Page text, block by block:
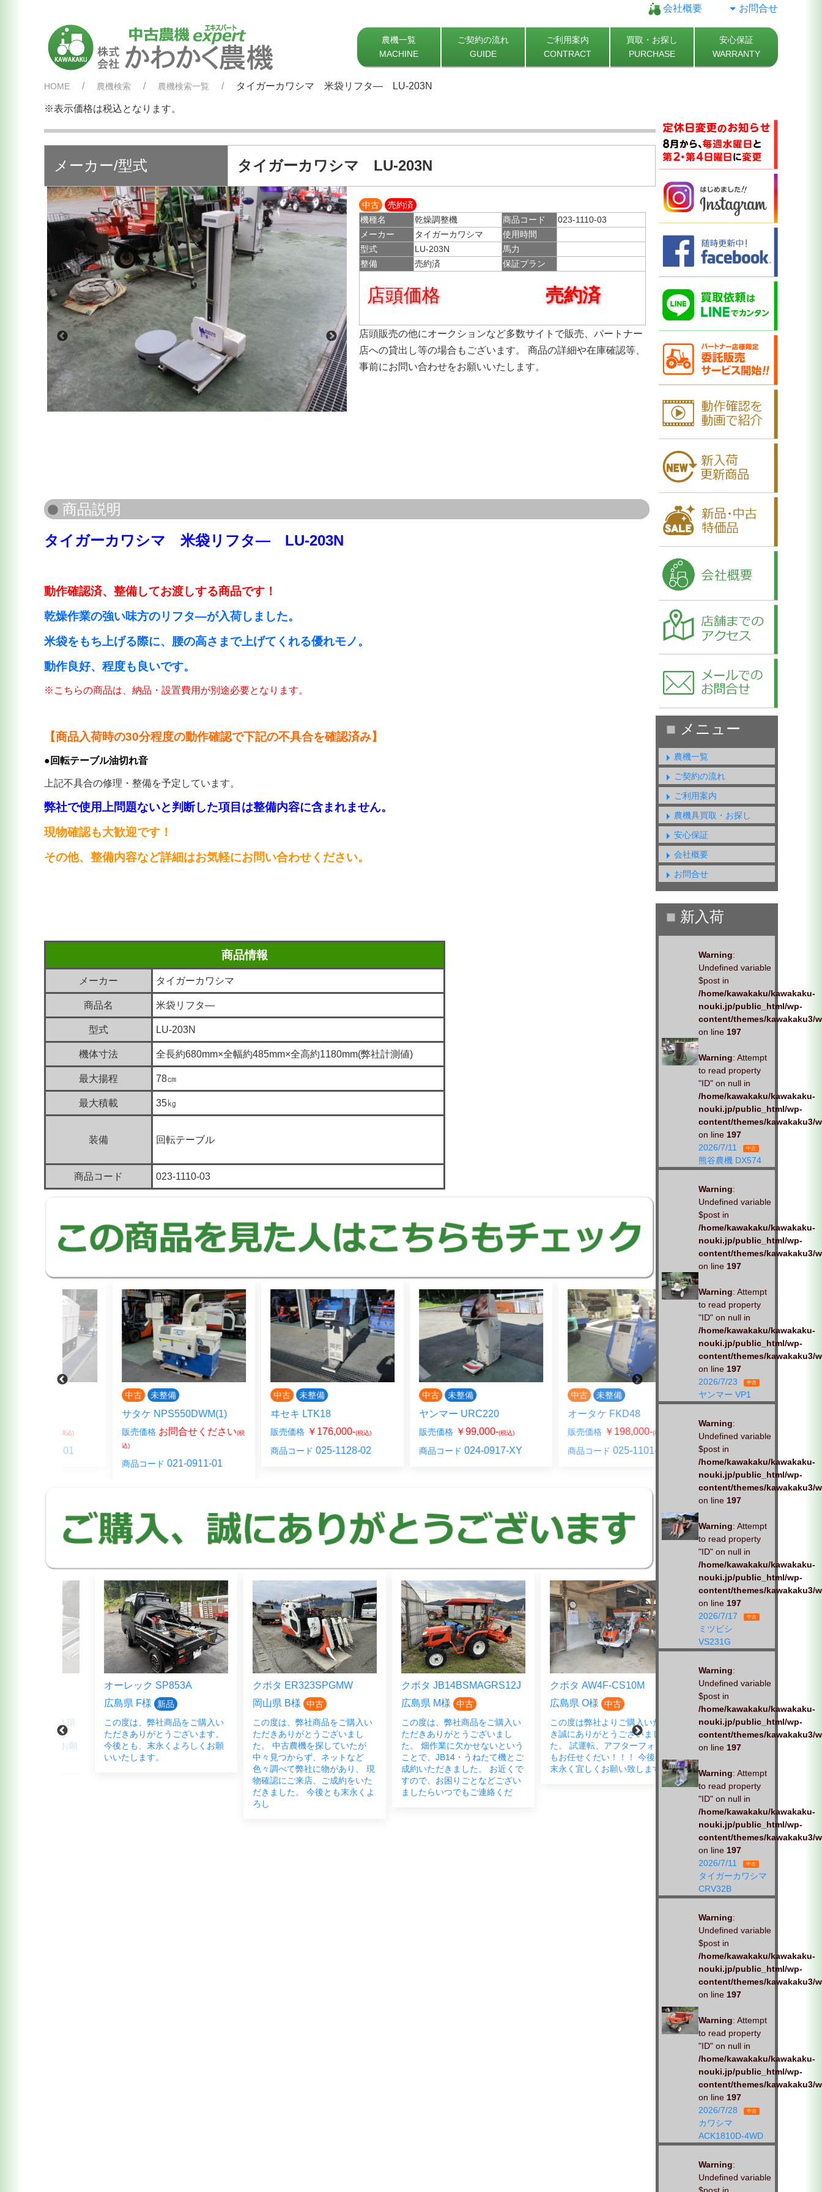
会社概要 お問合せ
農機一覧
MACHINE
ご契約の流れ
GUIDE
ご利用案内
CONTRACT
買取・お探し
PURCHASE
安心保証
WARRANTY
HOME 農機検索 農機検索一覧 タイガーカワシマ 米袋リフタ― LU-203N
※表示価格は税込となります。
メーカー/型式 タイガーカワシマ LU-203N
中古
売約済
機種名
乾燥調整機 商品コード
023-1110-03
メーカー
タイガーカワシマ
使用時間
型式
LU-203N
馬力
整備
売約済 保証プラン
店頭価格 売約済
店頭販売の他にオークションなど多数サイトで販売、パートナー
店への貸出し等の場合もございます。 商品の詳細や在庫確認等、
事前にお問い合わせをお願いいたします。
タイガーカワシマ 米袋リフタ― LU-203N
動作確認済、整備してお渡しする商品です！
乾燥作業の強い味方のリフタ―が入荷しました。
米袋をもち上げる際に、腰の高さまで上げてくれる優れモノ。
動作良好、程度も良いです。
※こちらの商品は、納品・設置費用が別途必要となります。
【商品入荷時の30分程度の動作確認で下記の不具合を確認済み】
●回転テーブル油切れ音
上記不具合の修理・整備を予定しています。
弊社で使用上問題ないと判断した項目は整備内容に含まれません。
現物確認も大歓迎です！
その他、整備内容など詳細はお気軽にお問い合わせください。
商品情報
メーカー タイガーカワシマ
商品名 米袋リフタ―
型式 LU-203N
機体寸法 全長約680mm×全幅約485mm×全高約1180mm(弊社計測値)
最大揚程 78㎝
最大積載 35㎏
装備 回転テーブル
商品コード 023-1110-03
未整備
サタケ NPS550DWM(1)
お問合せください(税
021-0911-01
未整備
ヰセキ LTK18
販売価格 ￥176,000- (税込)
025-1128-02
未整備
ヤンマー URC220
￥99,000-(税込)
024-0917-XY
未整備
オータケ FKD48
￥198,000- (税込)
商品コード 025-1101-XX
整備済
販売価格 ￥462,000-(税込)
商品コード025-0928-01
オーレック SP853A
広島県 F様 新品
この度は、弊社商品をご購入い
ただきありがとうございます。
今後とも、末永くよろしくお願
いいたします。
クボタ ER323SPGMW
岡山県 B様 中古
この度は、弊社商品をご購入い
ただきありがとうございまし
た。 中古農機を探していたが
中々見つからず、ネットなど
色々調べて弊社に物があり、 現
物確認にご来店、ご成約をいた
だきました。 今後とも末永くよ
クボタ JB14BSMAGRS12J
広島県 M様 中古
この度は、弊社商品をご購入い
ただきありがとうございまし
た。 畑作業に欠かせないという
ことで、JB14・うねたて機とご
成約いただきました。 お近くで
すので、お困りごとなどござい
ましたらいつでもご連絡くだ
クボタ AW4F-CS10M
広島県 O様 中古
この度は弊社よりご購入いただ
き誠にありがとうございまし
た。 試運転、アフターフォロー
もお任せくだい！！！ 今後とも
末永く宜しくお願い致します。
クボタ EP4DF-CS
広島県 S様
中古
この度は、弊社商品をご購入い
ただきありがとうございまし
た。 春の蔵出し市にご来店さ
「試運転もお願いします」とお
声がけいただきました。 しっか
りと、対応させていただきま
農機一覧
ご契約の流れ
ご利用案内
農機具買取・お探し
安心保証
会社概要
お問合せ
Warning:
Undefined variable
$post in
/home/kawakaku/kawakaku-
nouki.jp/public_html/wp-
content/themes/kawakaku3/
on line 197
Warning: Attempt
to read property
"ID" on null in
/home/kawakaku/kawakaku-
nouki.jp/public_html/wp-
content/themes/kawakaku3/
on line 197
2026/7/11
中古
熊谷農機 DX574
Warning:
Undefined variable
$post in
/home/kawakaku/kawakaku-
nouki.jp/public_html/wp-
content/themes/kawakaku3/
on line 197
Warning: Attempt
to read property
"ID" on null in
/home/kawakaku/kawakaku-
nouki.jp/public_html/wp-
content/themes/kawakaku3/
on line 197
2026/7/23
中古
ヤンマー VP1
Warning:
Undefined variable
$post in
/home/kawakaku/kawakaku-
nouki.jp/public_html/wp-
content/themes/kawakaku3/
on line 197
Warning: Attempt
to read property
"ID" on null in
/home/kawakaku/kawakaku-
nouki.jp/public_html/wp-
content/themes/kawakaku3/
on line 197
2026/7/17
中古
ミツビシ
VS231G
Warning:
Undefined variable
$post in
/home/kawakaku/kawakaku-
nouki.jp/public_html/wp-
content/themes/kawakaku3/
on line 197
Warning: Attempt
to read property
"ID" on null in
/home/kawakaku/kawakaku-
nouki.jp/public_html/wp-
content/themes/kawakaku3/
on line 197
2026/7/11
中古
タイガーカワシマ
CRV32B
Warning:
Undefined variable
$post in
/home/kawakaku/kawakaku-
nouki.jp/public_html/wp-
content/themes/kawakaku3/
on line 197
Warning: Attempt
to read property
"ID" on null in
/home/kawakaku/kawakaku-
nouki.jp/public_html/wp-
content/themes/kawakaku3/
on line 197
2026/7/28
中古
カワシマ
ACK1810D-4WD
Warning:
Undefined variable